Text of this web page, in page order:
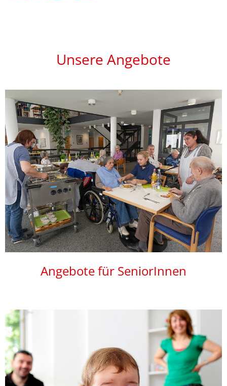
Unsere Angebote
Angebote für SeniorInnen